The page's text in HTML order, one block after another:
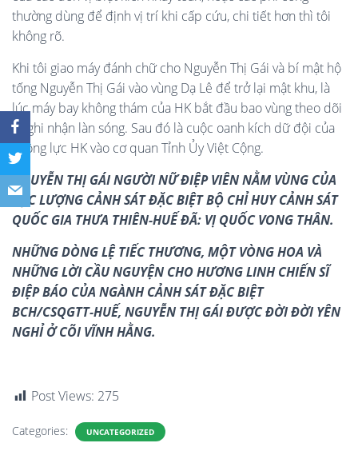
thường dùng để định vị trí khi cấp cứu, chi tiết hơn thì tôi
không rõ.
Khi tôi giao máy đánh chữ cho Nguyễn Thị Gái và bí mật hộ
tống Nguyễn Thị Gái vào vùng Dạ Lê để trở lại mật khu, là
lúc máy bay không thám của HK bắt đầu bao vùng theo dõi
và ghi nhận làn sóng. Sau đó là cuộc oanh kích dữ đội của
không lực HK vào cơ quan Tỉnh Ủy Việt Cộng.
NGUYỄN THỊ GÁI NGƯỜI NỮ ĐIỆP VIÊN NẰM VÙNG CỦA
LỰC LƯỢNG CẢNH SÁT ĐẶC BIỆT BỘ CHỈ HUY CẢNH SÁT
QUỐC GIA THƯA THIÊN-HUẾ ĐÃ: VỊ QUỐC VONG THÂN.
NHỮNG DÒNG LỆ TIẾC THƯƠNG, MỘT VÒNG HOA VÀ
NHỮNG LỜI CẦU NGUYỆN CHO HƯƠNG LINH CHIẾN SĨ
ĐIỆP BÁO CỦA NGÀNH CẢNH SÁT ĐẶC BIỆT
BCH/CSQGTT-HUẾ, NGUYỄN THỊ GÁI ĐƯỢC ĐỜI ĐỜI YÊN
NGHỈ Ở CÕI VĨNH HẰNG.
Post Views: 275
Categories: UNCATEGORIZED